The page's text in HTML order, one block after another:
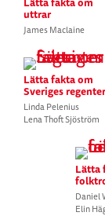
uttrar
James Maclaine
Lätta fakta om
Sveriges regenter
Linda Pelenius
Lena Thoft Sjöström
Lätta
Daniel
Elin